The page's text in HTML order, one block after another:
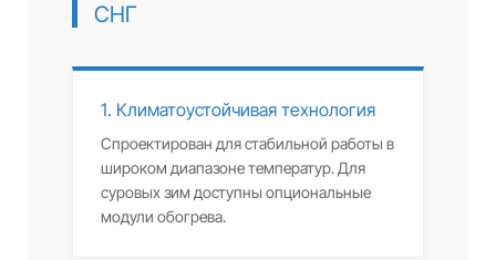
СНГ
1. Климатоустойчивая технология
Спроектирован для стабильной работы в
широком диапазоне температур. Для
суровых зим доступны опциональные
модули обогрева.